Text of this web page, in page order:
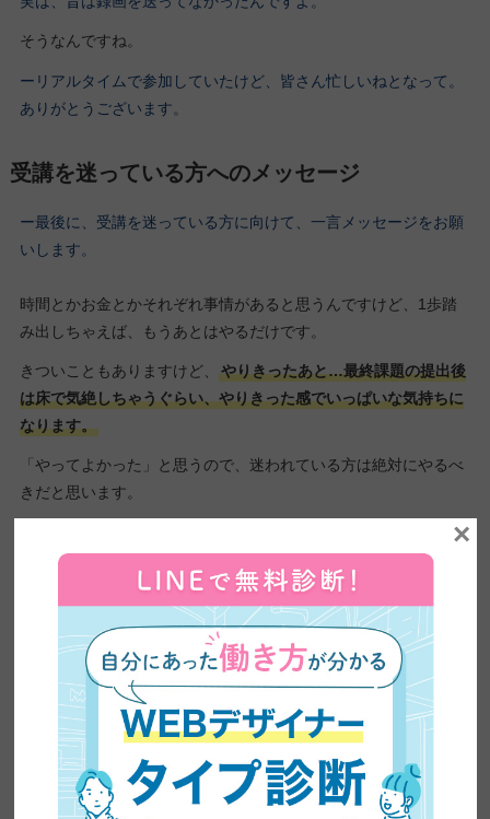
そうなんですね。
ーリアルタイムで参加していたけど、皆さん忙しいねとなって。
ありがとうございます。
受講を迷っている方へのメッセージ
ー最後に、受講を迷っている方に向けて、一言メッセージをお願
いします。
時間とかお金とかそれぞれ事情があると思うんですけど、1歩踏
み出しちゃえば、もうあとはやるだけです。
きついこともありますけど、
やりきったあと…最終課題の提出後
は床で気絶しちゃうぐらい、やりきった感でいっぱいな気持ちに
なります。
「やってよかった」と思うので、迷われている方は絶対にやるべ
きだと思います。
ーありがとうございます。インタビューは、これで終了となりま
す。今回は、入門編96期の大西舞さんに来ていただきました。あ
りがとうございました。
ありがとうございました。
×